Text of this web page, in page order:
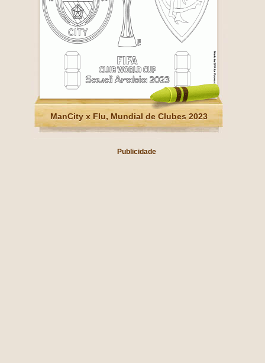
ManCity x Flu, Mundial de Clubes 2023
Publicidade